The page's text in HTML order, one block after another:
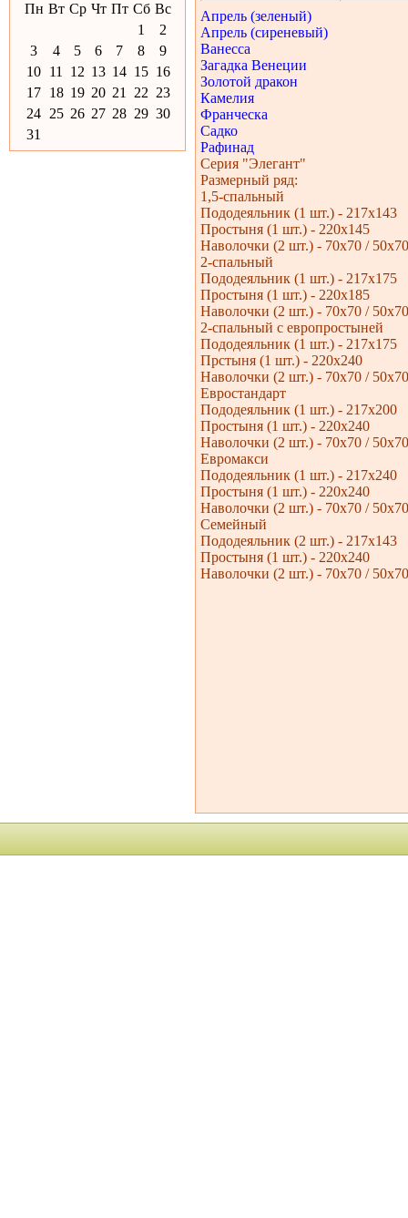
Пн Вт Ср Чт Пт Сб Вс
1
2
3
4 5 6 7 8
9
10 11 12 13 14 15 16
17 18 19 20 21 22 23
24 25 26 27 28 29 30
31
Апрель (зеленый)
Апрель (сиреневый)
Ванесса
Загадка Венеции
Золотой дракон
Камелия
Франческа
Садко
Рафинад
Серия "Элегант"
Размерный ряд:
1,5-спальный
Пододеяльник (1 шт.) - 217х143
Простыня (1 шт.) - 220х145
Наволочки (2 шт.) - 70х70 / 50х70
2-cпальный
Пододеяльник (1 шт.) - 217х175
Простыня (1 шт.) - 220х185
Наволочки (2 шт.) - 70х70 / 50х70
2-спальный с европростыней
Пододеяльник (1 шт.) - 217х175
Прстыня (1 шт.) - 220х240
Наволочки (2 шт.) - 70х70 / 50х70
Евростандарт
Пододеяльник (1 шт.) - 217х200
Простыня (1 шт.) - 220х240
Наволочки (2 шт.) - 70х70 / 50х70
Евромакси
Пододеяльник (1 шт.) - 217х240
Простыня (1 шт.) - 220х240
Наволочки (2 шт.) - 70х70 / 50х70
Семейный
Пододеяльник (2 шт.) - 217х143
Простыня (1 шт.) - 220х240
Наволочки (2 шт.) - 70х70 / 50х70